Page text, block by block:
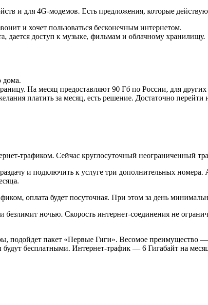
и для 4G-модемов. Есть предложения, которые
и хочет пользоваться бесконечным интернетом.
доступ к музыке, фильмам и облачному хранилищу.
дома.
На месяц предоставляют 90 Гб по России, для
платить за месяц, есть решение. Достаточно
трафиком. Сейчас круглосуточный неограниченный
и подключить к услуге три дополнительных
оплата будет посуточная. При этом за день
ночью. Скорость интернет-соединения не
подойдет пакет «Первые Гиги». Весомое преимущество
бесплатными. Интернет-трафик — 6 Гигабайт на